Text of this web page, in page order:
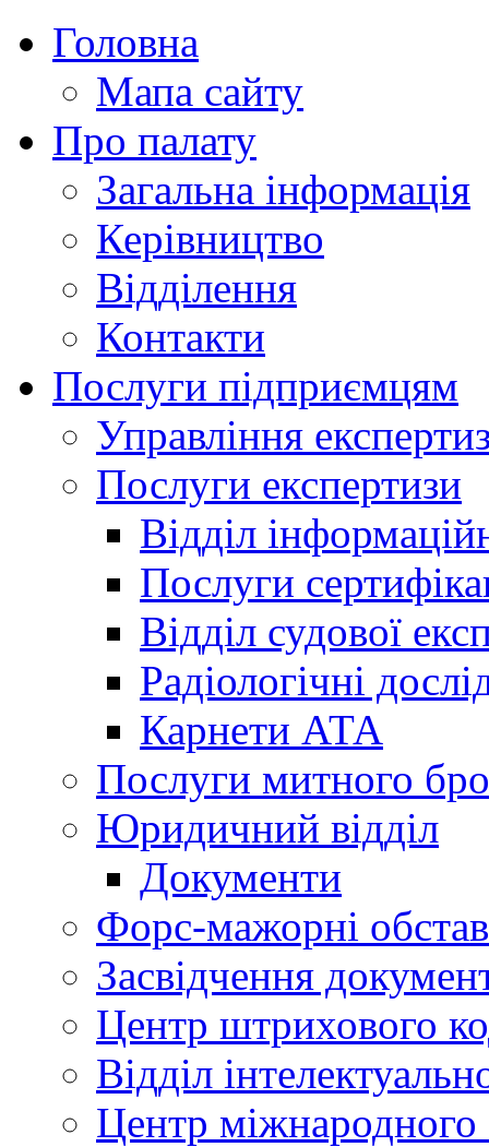
Головна
Мапа сайту
Про палату
Загальна інформація
Керівництво
Відділення
Контакти
Послуги підприємцям
Управління
Послуги експертизи
Відділ
Послуги
Відділ судової
Радіологічні
Карнети АТА
Послуги митного
Юридичний відділ
Документи
Форс-мажорні
Засвідчення
Центр штрихового
Відділ
Центр міжнародного